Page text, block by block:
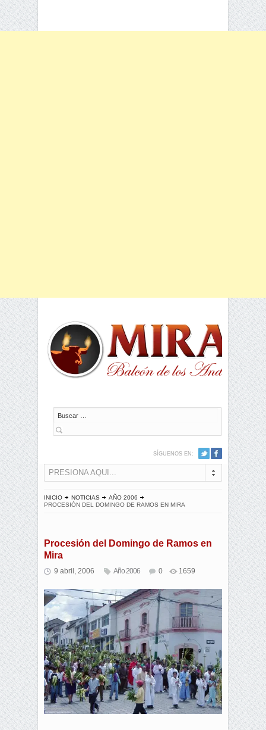
Buscar
SÍGUENOS EN:
PRESIONA AQUI...
INICIO NOTICIAS
AÑO 2006
PROCESIÓN DEL DOMINGO DE RAMOS EN MIRA
Procesión del Domingo de Ramos en
Mira
9 abril, 2006 Año 2006 0 1659